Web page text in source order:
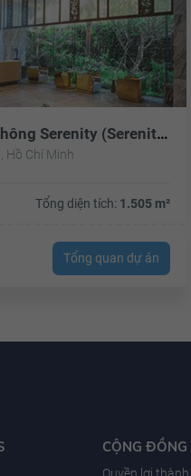
Biệt thự trên không Serenity (Serenity Sky Villas)
Hồ Chí Minh
Tổng diện tích: 1.505 m²
Tổng quan dự án
CỘNG ĐỒNG